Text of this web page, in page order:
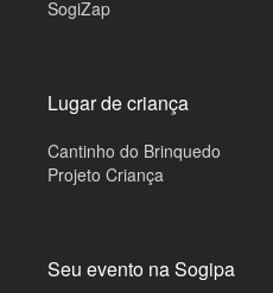
SogiZap
Lugar de criança
Cantinho do Brinquedo
Projeto Criança
Seu evento na Sogipa